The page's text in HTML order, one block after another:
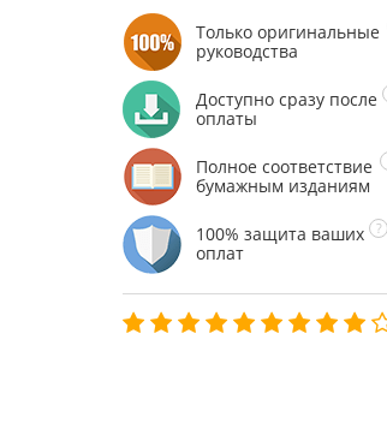
Только оригинальные
руководства
Доступно сразу после
оплаты
Полное соответствие
бумажным изданиям
100% защита ваших
оплат